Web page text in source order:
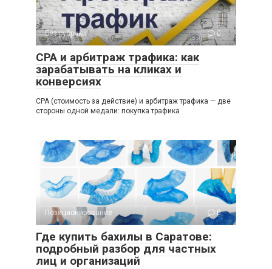
Без рубрики 0
СРА и арбитраж трафика: как
зарабатывать на кликах и
конверсиях
СРА (стоимость за действие) и арбитраж трафика — две
стороны одной медали: покупка трафика
Позиционирование 0
Где купить бахилы в Саратове:
подробный разбор для частных
лиц и организаций